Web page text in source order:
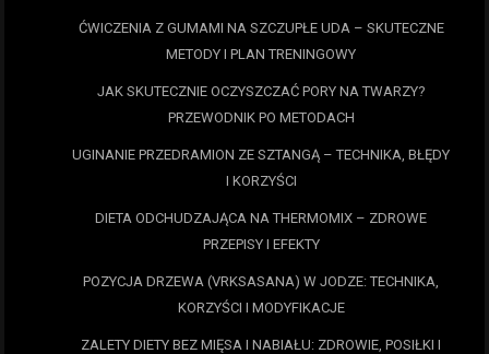
ĆWICZENIA Z GUMAMI NA SZCZUPŁE UDA – SKUTECZNE
METODY I PLAN TRENINGOWY
JAK SKUTECZNIE OCZYSZCZAĆ PORY NA TWARZY?
PRZEWODNIK PO METODACH
UGINANIE PRZEDRAMION ZE SZTANGĄ – TECHNIKA, BŁĘDY
I KORZYŚCI
DIETA ODCHUDZAJĄCA NA THERMOMIX – ZDROWE
PRZEPISY I EFEKTY
POZYCJA DRZEWA (VRKSASANA) W JODZE: TECHNIKA,
KORZYŚCI I MODYFIKACJE
ZALETY DIETY BEZ MIĘSA I NABIAŁU: ZDROWIE, POSIŁKI I